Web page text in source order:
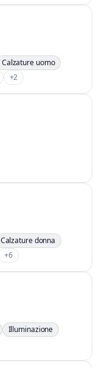
Calzature uomo
+2
Calzature donna
+6
Illuminazione